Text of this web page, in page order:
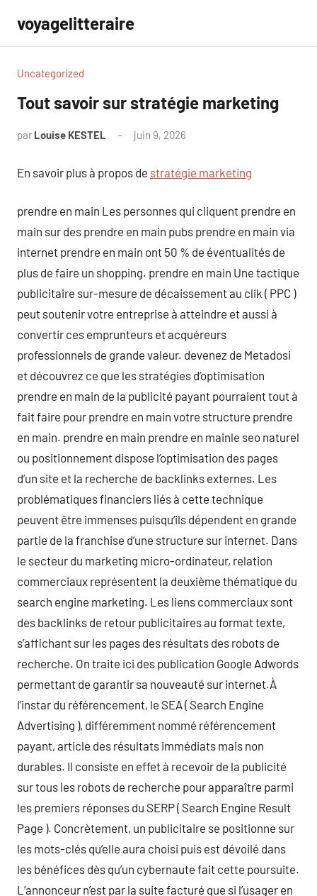
contenu
voyagelitteraire
Uncategorized
Tout savoir sur stratégie marketing
par Louise KESTEL juin 9, 2026
En savoir plus à propos de stratégie marketing
prendre en main Les personnes qui cliquent prendre en
main sur des prendre en main pubs prendre en main via
internet prendre en main ont 50 % de éventualités de
plus de faire un shopping. prendre en main Une tactique
publicitaire sur-mesure de décaissement au clik ( PPC )
peut soutenir votre entreprise à atteindre et aussi à
convertir ces emprunteurs et acquéreurs
professionnels de grande valeur. devenez de Metadosi
et découvrez ce que les stratégies d’optimisation
prendre en main de la publicité payant pourraient tout à
fait faire pour prendre en main votre structure prendre
en main. prendre en main prendre en mainle seo naturel
ou positionnement dispose l’optimisation des pages
d’un site et la recherche de backlinks externes. Les
problématiques financiers liés à cette technique
peuvent être immenses puisqu’ils dépendent en grande
partie de la franchise d’une structure sur internet. Dans
le secteur du marketing micro-ordinateur, relation
commerciaux représentent la deuxième thématique du
search engine marketing. Les liens commerciaux sont
des backlinks de retour publicitaires au format texte,
s’affichant sur les pages des résultats des robots de
recherche. On traite ici des publication Google Adwords
permettant de garantir sa nouveauté sur internet.À
l’instar du référencement, le SEA ( Search Engine
Advertising ), différemment nommé référencement
payant, article des résultats immédiats mais non
durables. Il consiste en effet à recevoir de la publicité
sur tous les robots de recherche pour apparaître parmi
les premiers réponses du SERP ( Search Engine Result
Page ). Concrètement, un publicitaire se positionne sur
les mots-clés qu’elle aura choisi puis est dévoilé dans
les bénéfices dès qu’un cybernaute fait cette poursuite.
L’annonceur n’est par la suite facturé que si l’usager en